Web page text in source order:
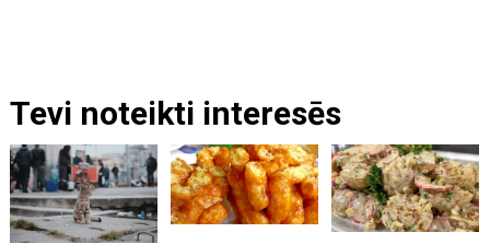
Tevi noteikti interesēs